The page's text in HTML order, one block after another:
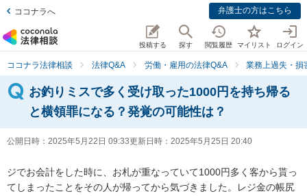
ココナラへ 弁護士の方はこちら
投稿する 探す 閲覧履歴 マイリスト ログイン
ココナラ法律相談 法律Q&A 労働・雇用の法律Q&A 業務上過失・損
お釣りミスで多く受け取った1000円を持ち帰る
と横領罪になる？発覚の可能性は？
公開日時： 2025年5月22日 09:33更新日時： 2025年5月25日 20:40
ジでお会計をした時に、お札が重なっていて1000円多く客から貰っ
てしまったことをその人が帰ってから気づきました。レジ金の帳尻